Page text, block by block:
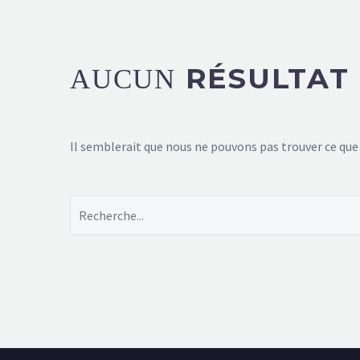
AUCUN RÉSULTAT
Il semblerait que nous ne pouvons pas trouver ce